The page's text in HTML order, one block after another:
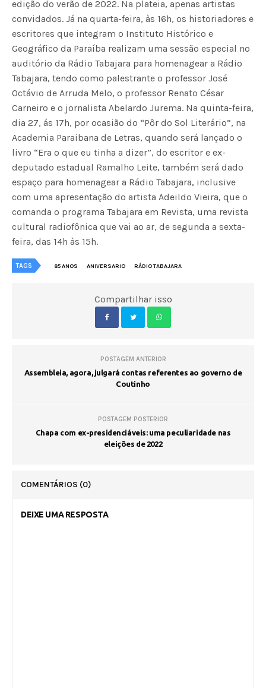
edição do verão de 2022. Na plateia, apenas artistas
convidados. Já na quarta-feira, às 16h, os historiadores e
escritores que integram o Instituto Histórico e
Geográfico da Paraíba realizam uma sessão especial no
auditório da Rádio Tabajara para homenagear a Rádio
Tabajara, tendo como palestrante o professor José
Octávio de Arruda Melo, o professor Renato César
Carneiro e o jornalista Abelardo Jurema. Na quinta-feira,
dia 27, ás 17h, por ocasião do “Pôr do Sol Literário”, na
Academia Paraibana de Letras, quando será lançado o
livro “Era o que eu tinha a dizer”, do escritor e ex-
deputado estadual Ramalho Leite, também será dado
espaço para homenagear a Rádio Tabajara, inclusive
com uma apresentação do artista Adeildo Vieira, que o
comanda o programa Tabajara em Revista, uma revista
cultural radiofônica que vai ao ar, de segunda a sexta-
feira, das 14h às 15h.
TAGS 85 ANOS ANIVERSARIO RÁDIO TABAJARA
Compartilhar isso
POSTAGEM ANTERIOR
Assembleia, agora, julgará contas referentes ao governo de
Coutinho
POSTAGEM POSTERIOR
Chapa com ex-presidenciáveis: uma peculiaridade nas
eleições de 2022
COMENTÁRIOS (0)
DEIXE UMA RESPOSTA